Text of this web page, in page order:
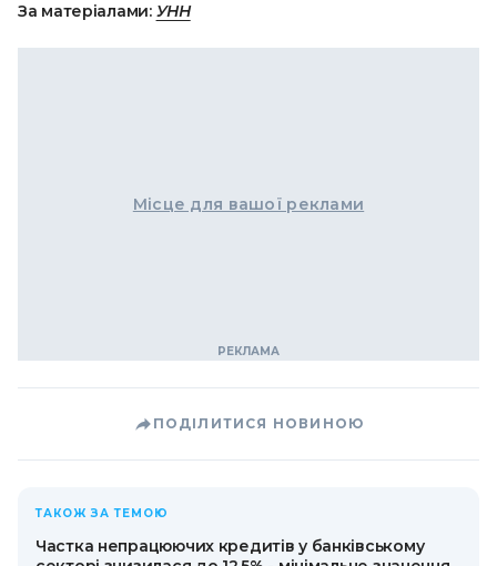
За матеріалами: УНН
Місце для вашої реклами
ПОДІЛИТИСЯ НОВИНОЮ
ТАКОЖ ЗА ТЕМОЮ
Частка непрацюючих кредитів у банківському